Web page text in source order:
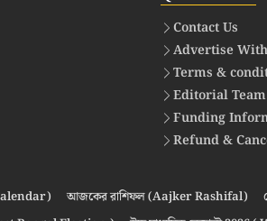
Contact Us
Advertise
Terms &
Editorial
Funding
Refund &
আজকের রাশিফল (Aajker Rashifal)